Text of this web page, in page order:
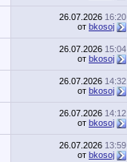
26.07.2026 16:20
от bkosoj
26.07.2026 15:04
от bkosoj
26.07.2026 14:32
от bkosoj
26.07.2026 14:12
от bkosoj
26.07.2026 13:59
от bkosoj